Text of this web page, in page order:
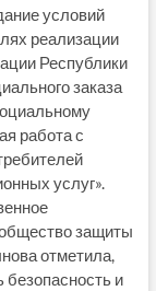
условий
реализации
Республики
заказа
работа с
услуг».
защиты
отметила,
безопасность и